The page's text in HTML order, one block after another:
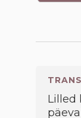
Lilled